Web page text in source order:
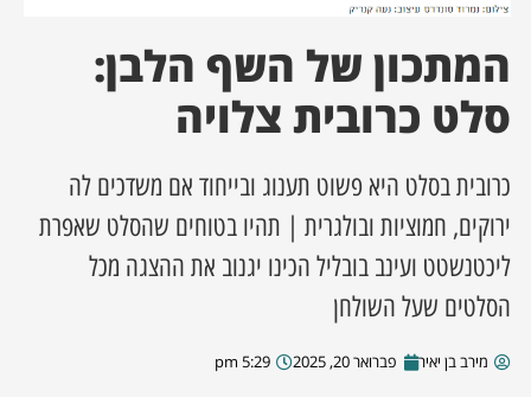
מסע מלחמה
השבוע
מקומית
עסקים
המתכון של השף הלבן:
סלט כרובית צלויה
כרובית בסלט היא פשוט תענוג ובייחוד אם משדכים לה
ירוקים, חמוציות ובולגרית | תהיו בטוחים שהסלט שאפרת
ליכטנשטט ועינב בובליל הכינו יגנוב את ההצגה מכל
הסלטים שעל השולחן
מירב בן יאיר פברואר 20, 2025 5:29 pm